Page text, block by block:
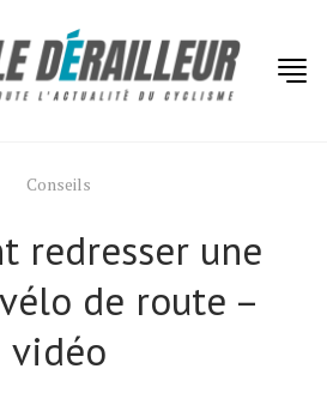
Conseils
redresser une
de route –
vidéo